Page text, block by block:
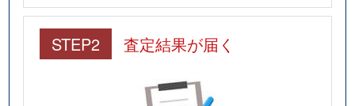
STEP2 査定結果が届く